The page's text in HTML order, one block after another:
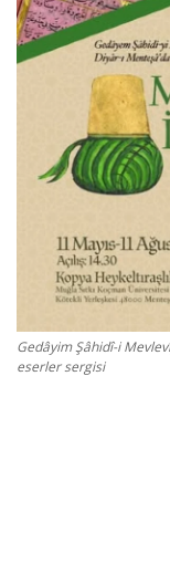
Köşe Yazarları
Spor
Kültür Sanat Tarih
Sağlık
Ekonomi
Gündem
Dünya
Gedâyim Şâhidî-i
eserler sergisi